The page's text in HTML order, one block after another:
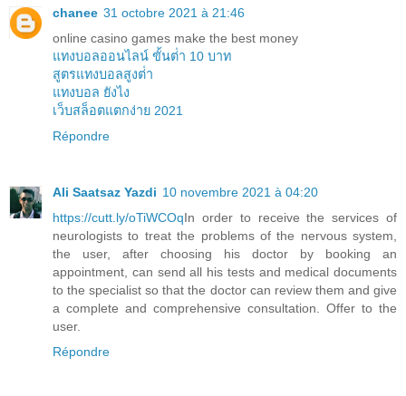
chanee 31 octobre 2021 à 21:46
online casino games make the best money
แทงบอลออนไลน์ ขั้นต่ํา 10 บาท
สูตรแทงบอลสูงต่ํา
แทงบอล ยังไง
เว็บสล็อตแตกง่าย 2021
Répondre
Ali Saatsaz Yazdi 10 novembre 2021 à 04:20
https://cutt.ly/oTiWCOqIn order to receive the services of
neurologists to treat the problems of the nervous system,
the user, after choosing his doctor by booking an
appointment, can send all his tests and medical documents
to the specialist so that the doctor can review them and give
a complete and comprehensive consultation. Offer to the
user.
Répondre